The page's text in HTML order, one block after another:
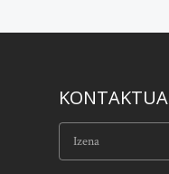
KONTAKTUA